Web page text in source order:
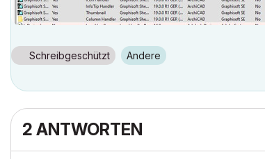
Schreibgeschützt Andere
2 ANTWORTEN